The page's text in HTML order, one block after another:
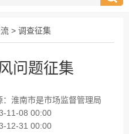
> 调查征集
问题征集
淮南市是市场监督管理局
11-08 00:00
12-31 00:00